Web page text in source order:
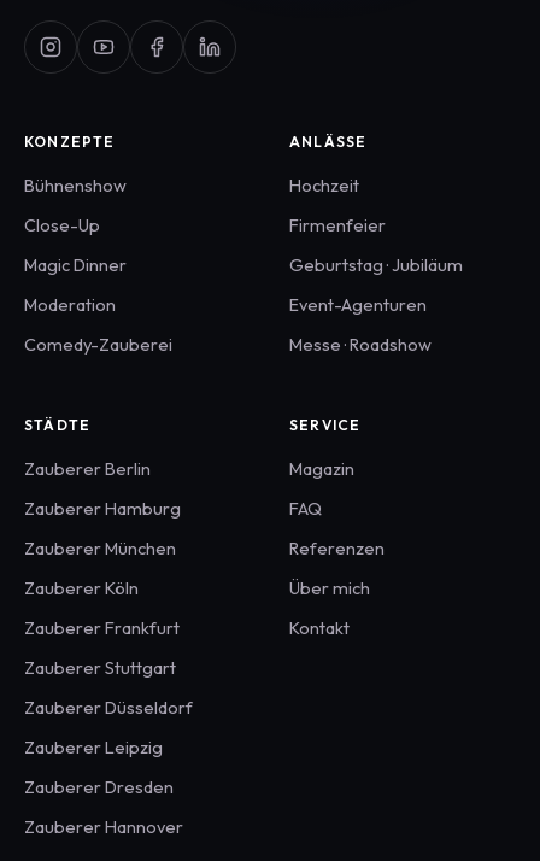
KONZEPTE
Bühnenshow
Close-Up
Magic Dinner
Moderation
Comedy-Zauberei
ANLÄSSE
Hochzeit
Firmenfeier
Geburtstag · Jubiläum
Event-Agenturen
Messe · Roadshow
STÄDTE
ZaubererBerlin
ZaubererHamburg
ZaubererMünchen
ZaubererKöln
ZaubererFrankfurt
ZaubererStuttgart
ZaubererDüsseldorf
ZaubererLeipzig
ZaubererDresden
ZaubererHannover
SERVICE
Magazin
FAQ
Referenzen
Über mich
Kontakt